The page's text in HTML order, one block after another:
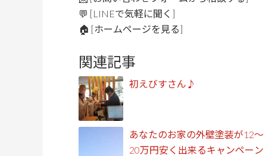
💬 [LINEで気軽に聞く]
🏠 [ホームページを見る]
関連記事
初えびすさん♪
あなたのお家の外壁塗装が12～
20万円安く出来るキャンペーン